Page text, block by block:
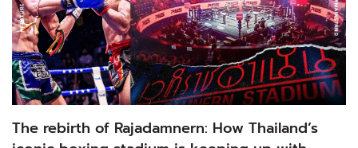
The rebirth of Rajadamnern: How Thailand’s